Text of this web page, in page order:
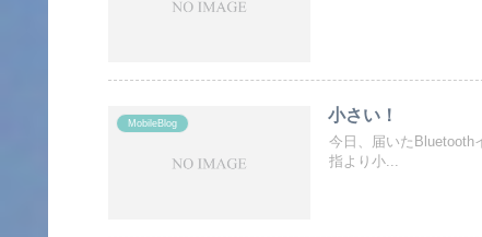
MobileBlog 小さい！
今日、届いた
指より小...